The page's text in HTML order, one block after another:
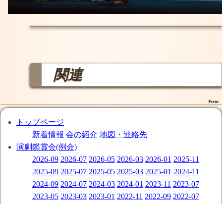
関連
Footer
トップページ
新着情報 会の紹介 地図・連絡先
演劇鑑賞会(例会)
2026-09 2026-07 2026-05 2026-03 2026-01 2025-11
2025-09 2025-07 2025-05 2025-03 2025-01 2024-11
2024-09 2024-07 2024-03 2024-01 2023-11 2023-07
2023-05 2023-03 2023-01 2022-11 2022-09 2022-07